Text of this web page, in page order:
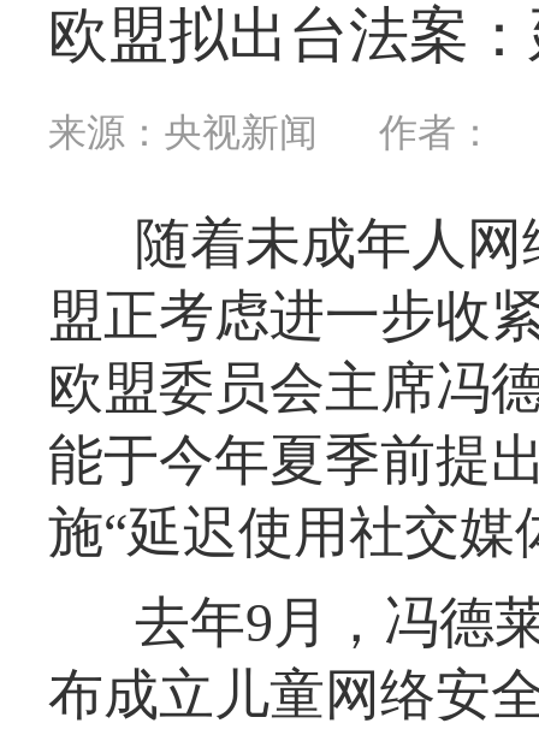
欧盟拟出台法案
来源：央视新闻 作者：
随着未成年人
盟正考虑进一步收
欧盟委员会主席冯
能于今年夏季前提
施“延迟使用社交媒
去年9月，冯德
布成立儿童网络安